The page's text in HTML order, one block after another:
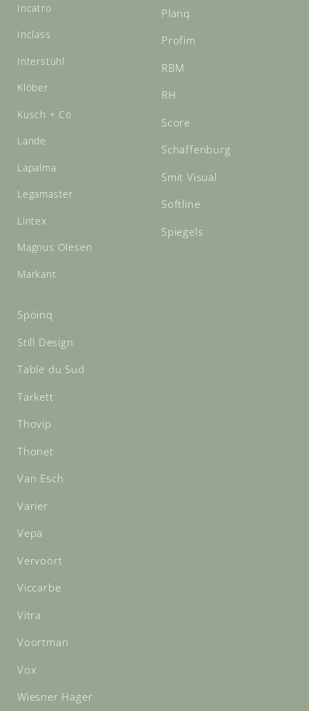
Incatro
Inclass
Interstühl
Klöber
Kusch + Co
Lande
Lapalma
Legamaster
Lintex
Magnus Olesen
Markant
Planq
Profim
RBM
RH
Score
Schaffenburg
Smit Visual
Softline
Spiegels
Spoinq
Still Design
Table du Sud
Tarkett
Thovip
Thonet
Van Esch
Varier
Vepa
Vervoort
Viccarbe
Vitra
Voortman
Vox
Wiesner Hager